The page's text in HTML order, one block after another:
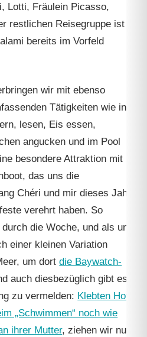
Lotti, Fräulein Picasso,
restlichen Reisegruppe ist
bereits im Vorfeld
wir mit ebenso
Tätigkeiten wie in
lesen, Eis essen,
angucken und im Pool
besondere Attraktion mit
das uns die
Chéri und mir dieses Jahr
verehrt haben. So
die Woche, und als uns
einer kleinen Variation
um dortdie Baywatch-
auch diesbezüglich gibt es
zu vermelden: Klebten Hotti
„Schwimmen“ noch wie
ihrer Mutter, ziehen wir nun